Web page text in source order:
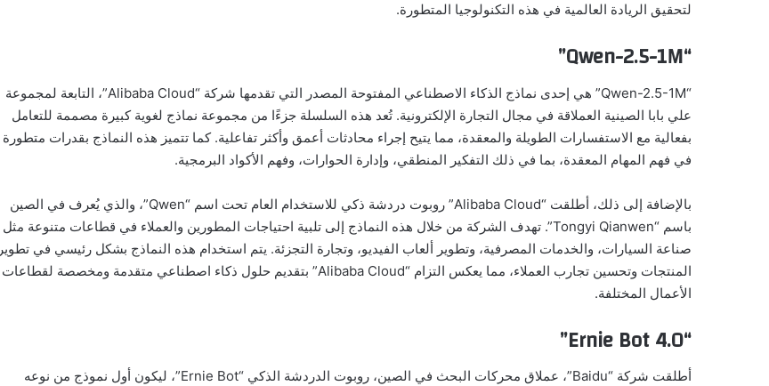
لتحقيق الريادة العالمية في هذه التكنولوجيا المتطورة.
“Qwen-2.5-1M”
“Qwen-2.5-1M” هي إحدى نماذج الذكاء الاصطناعي المفتوحة المصدر التي تقدمها شركة “Alibaba Cloud”، التابعة لمجموعة
علي بابا الصينية العملاقة في مجال التجارة الإلكترونية. تُعد هذه السلسلة جزءًا من مجموعة نماذج لغوية كبيرة مصممة للتعامل
بفعالية مع الاستفسارات الطويلة والمعقدة، مما يتيح إجراء محادثات أعمق وأكثر تفاعلية. كما تتميز هذه النماذج بقدرات متطورة
في فهم المهام المعقدة، بما في ذلك التفكير المنطقي، وإدارة الحوارات، وفهم الأكواد البرمجية.
بالإضافة إلى ذلك، أطلقت “Alibaba Cloud” روبوت دردشة ذكي للاستخدام العام تحت اسم “Qwen”، والذي يُعرف في الصين
باسم “Tongyi Qianwen”. تهدف الشركة من خلال هذه النماذج إلى تلبية احتياجات المطورين والعملاء في قطاعات متنوعة مثل
صناعة السيارات، والخدمات المصرفية، وتطوير ألعاب الفيديو، وتجارة التجزئة. يتم استخدام هذه النماذج بشكل رئيسي في تطوير
المنتجات وتحسين تجارب العملاء، مما يعكس التزام “Alibaba Cloud” بتقديم حلول ذكاء اصطناعي متقدمة ومخصصة لقطاعات
الأعمال المختلفة.
“Ernie Bot 4.0”
أطلقت شركة “Baidu”، عملاق محركات البحث في الصين، روبوت الدردشة الذكي “Ernie Bot”، ليكون أول نموذج من نوعه